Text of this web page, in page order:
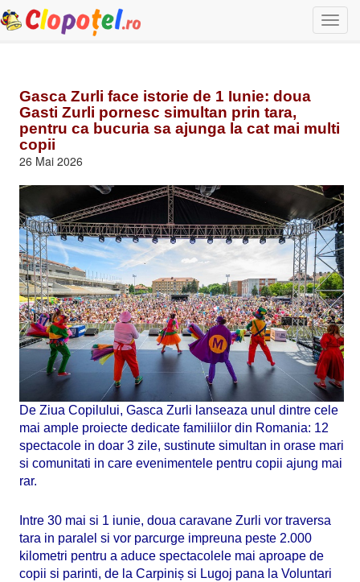
Gasca Zurli face istorie de 1 Iunie: doua
Gasti Zurli pornesc simultan prin tara,
pentru ca bucuria sa ajunga la cat mai multi
copii
26 Mai 2026
De Ziua Copilului, Gasca Zurli lanseaza unul dintre cele
mai ample proiecte dedicate familiilor din Romania: 12
spectacole in doar 3 zile, sustinute simultan in orase mari
si comunitati in care evenimentele pentru copii ajung mai
rar.
Intre 30 mai si 1 iunie, doua caravane Zurli vor traversa
tara in paralel si vor parcurge impreuna peste 2.000
kilometri pentru a aduce spectacolele mai aproape de
copii si parinti, de la Carpiniș si Lugoj pana la Voluntari